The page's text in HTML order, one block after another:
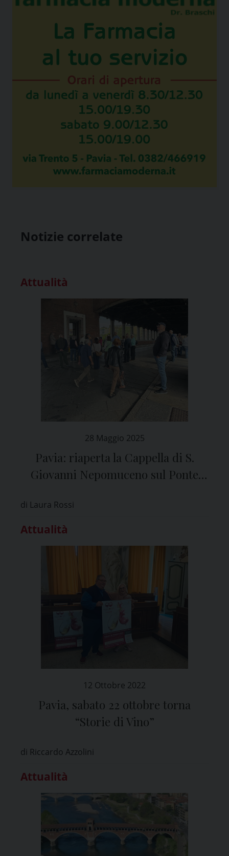
Notizie correlate
Attualità
28 Maggio 2025
Pavia: riaperta la Cappella di S.
Giovanni Nepomuceno sul Ponte
di Laura Rossi
Attualità
12 Ottobre 2022
Pavia, sabato 22 ottobre torna
“Storie di Vino”
di Riccardo Azzolini
Attualità